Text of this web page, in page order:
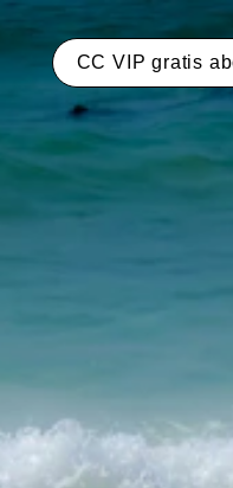
CC VIP gratis
Sitz der